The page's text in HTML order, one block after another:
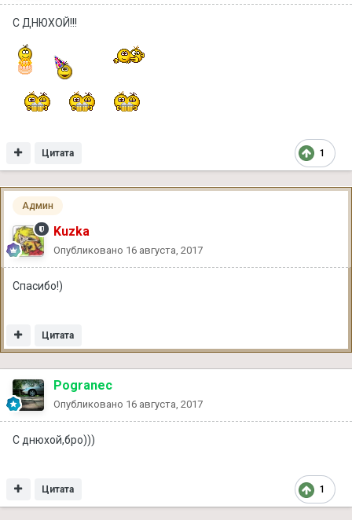
С ДНЮХОЙ!!!
1
Цитата
Админ
Kuzka
Опубликовано 16 августа, 2017
Спасибо!)
Цитата
Pogranec
Опубликовано 16 августа, 2017
С днюхой,бро)))
1
Цитата